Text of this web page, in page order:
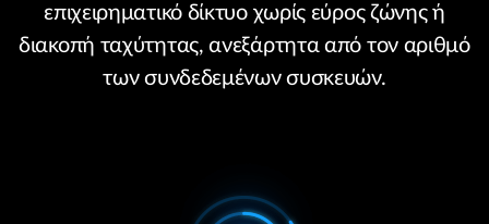
επιχειρηματικό δίκτυο χωρίς εύρος ζώνης ή
διακοπή ταχύτητας, ανεξάρτητα από τον αριθμό
των συνδεδεμένων συσκευών.